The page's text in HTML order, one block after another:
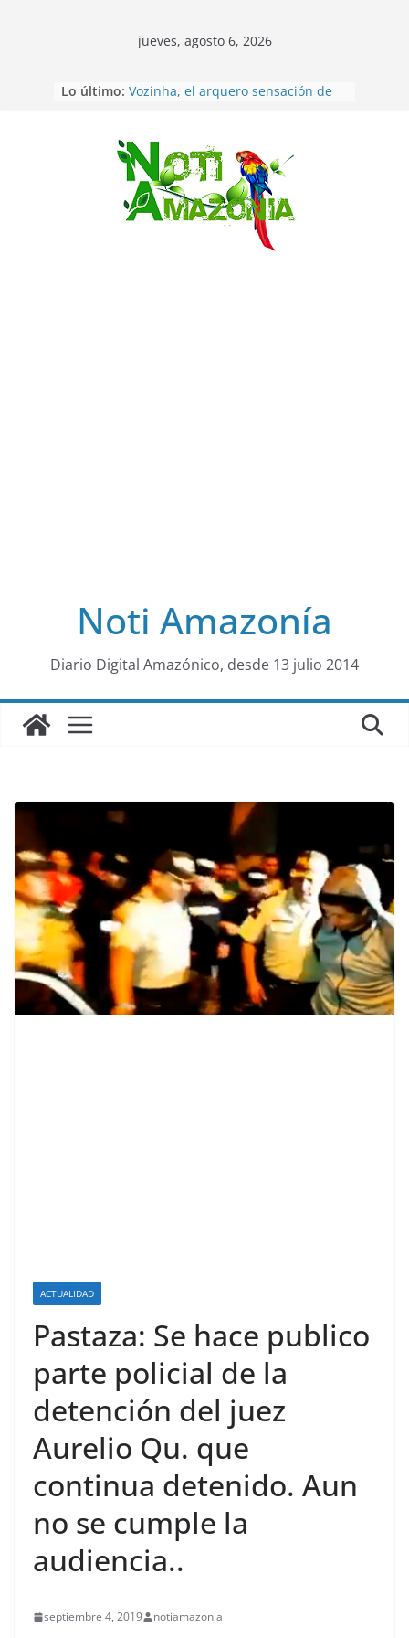
Saltar
al
jueves, agosto 6, 2026
Lo último: Sentencian a 34 años de prisión a
implicados en caso de Alison,
Vozinha, el arquero sensación de
cabo Verde, ya llegó para
incorporarse a Colo Colo de Chile
Pastaza: la parroquia Diez de
Agosto eligió a su nueva reina por
La “deuda de sueño”: una alerta
Noti Amazonía
Diario Digital Amazónico, desde 13 julio 2014
ACTUALIDAD
Pastaza: Se hace publico
parte policial de la
detención del juez
Aurelio Qu. que
continua detenido. Aun
no se cumple la
audiencia..
septiembre 4, 2019 notiamazonia